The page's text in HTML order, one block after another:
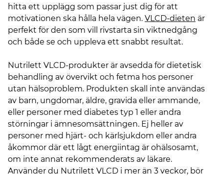
hitta ett upplägg som passar just dig för att
motivationen ska hålla hela vägen. VLCD-dieten är
perfekt för den som vill rivstarta sin viktnedgång
och både se och uppleva ett snabbt resultat.
Nutrilett VLCD-produkter är avsedda för dietetisk
behandling av övervikt och fetma hos personer
utan hälsoproblem. Produkten skall inte användas
av barn, ungdomar, äldre, gravida eller ammande,
eller personer med diabetes typ 1 eller andra
störningar i ämnesomsättningen. Ej heller av
personer med hjärt- och kärlsjukdom eller andra
åkommor där ett lågt energiintag är ohälsosamt,
om inte annat rekommenderats av läkare.
Använder du Nutrilett VLCD i mer än 3 veckor, bör